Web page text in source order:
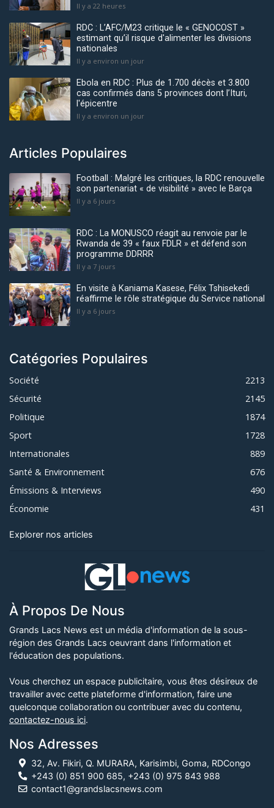
Il y a 22 heures
RDC : L’AFC/M23 critique le « GENOCOST »
estimant qu’il risque d'alimenter les divisions
nationales
Il y a environ un jour
Ebola en RDC : Plus de 1.700 décès et 3.800
cas confirmés dans 5 provinces dont l’Ituri,
l'épicentre
Il y a environ un jour
Articles Populaires
Football : Malgré les critiques, la RDC renouvelle
son partenariat « de visibilité » avec le Barça
Il y a 6 jours
RDC : La MONUSCO réagit au renvoie par le
Rwanda de 39 « faux FDLR » et défend son
programme DDRRR
Il y a 7 jours
En visite à Kaniama Kasese, Félix Tshisekedi
réaffirme le rôle stratégique du Service national
Il y a 6 jours
Catégories Populaires
Société
2213
Sécurité
2145
Politique
1874
Sport
1728
Internationales
889
Santé & Environnement
676
Émissions & Interviews
490
Économie
431
Explorer nos articles
À Propos De Nous
Grands Lacs News est un média d'information de la sous-
région des Grands Lacs oeuvrant dans l'information et
l'éducation des populations.
Vous cherchez un espace publicitaire, vous êtes désireux de
travailler avec cette plateforme d'information, faire une
quelconque collaboration ou contribuer avec du contenu,
contactez-nous ici.
Nos Adresses
32, Av. Fikiri, Q. MURARA, Karisimbi, Goma, RDCongo
+243 (0) 851 900 685, +243 (0) 975 843 988
contact1@grandslacsnews.com